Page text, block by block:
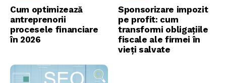
Cum optimizează
antreprenorii
procesele financiare
în 2026
Sponsorizare impozit
pe profit: cum
transformi obligațiile
fiscale ale firmei în
vieți salvate